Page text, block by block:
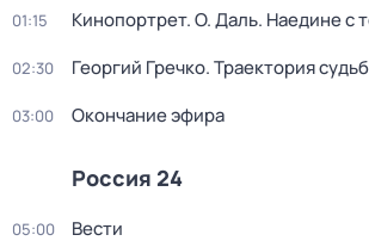
01:15 Кинопортрет. О. Даль. Наедине с
02:30 Георгий Гречко. Траектория
03:00 Окончание эфира
Россия 24
05:00 Вести